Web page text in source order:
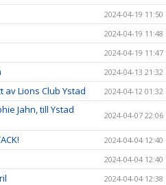
2024-04-19 11:50
2024-04-19 11:48
2024-04-19 11:47
2024-04-13 21:32
av Lions Club Ystad 2024-04-12 01:32
Jahn, till Ystad
2024-04-07 22:06
2024-04-04 12:40
2024-04-04 12:40
2024-04-04 12:38